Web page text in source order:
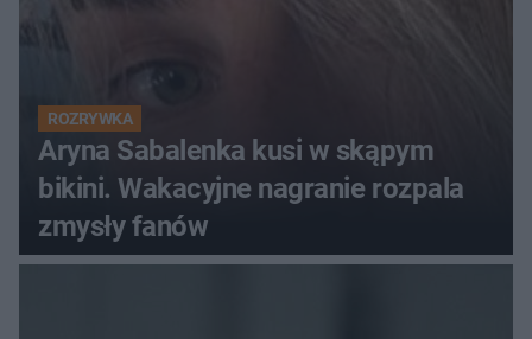
ROZRYWKA
Aryna Sabalenka kusi w skąpym
bikini. Wakacyjne nagranie rozpala
zmysły fanów